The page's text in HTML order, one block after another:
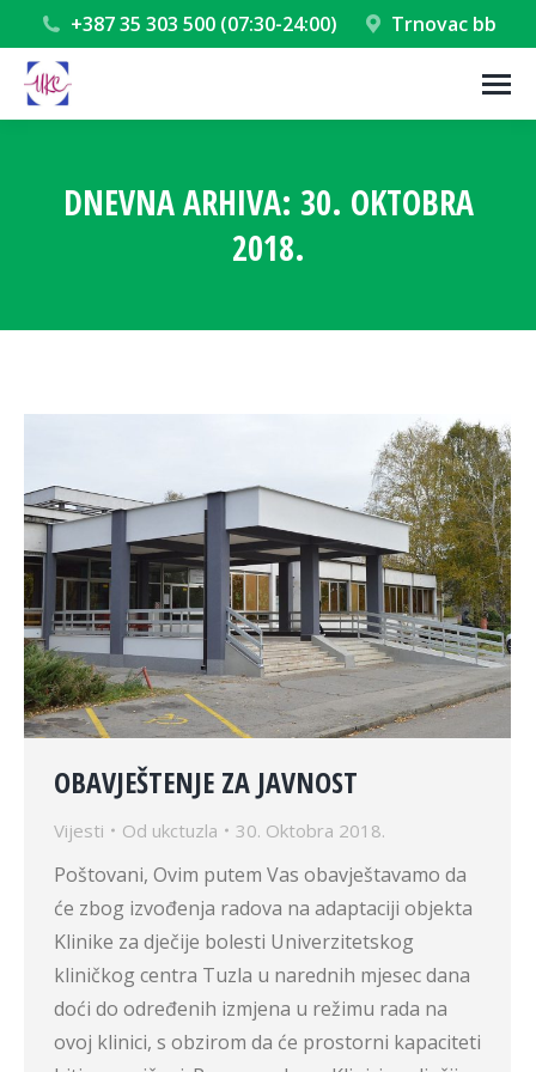
+387 35 303 500 (07:30-24:00) Trnovac bb
DNEVNA ARHIVA: 30. OKTOBRA
2018.
OBAVJEŠTENJE ZA JAVNOST
Vijesti Od ukctuzla 30. Oktobra 2018.
Poštovani, Ovim putem Vas obavještavamo da
će zbog izvođenja radova na adaptaciji objekta
Klinike za dječije bolesti Univerzitetskog
kliničkog centra Tuzla u narednih mjesec dana
doći do određenih izmjena u režimu rada na
ovoj klinici, s obzirom da će prostorni kapaciteti